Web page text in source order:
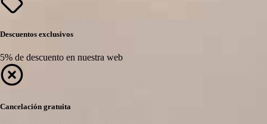
Descuentos exclusivos
5% de descuento en nuestra web
Cancelación gratuita